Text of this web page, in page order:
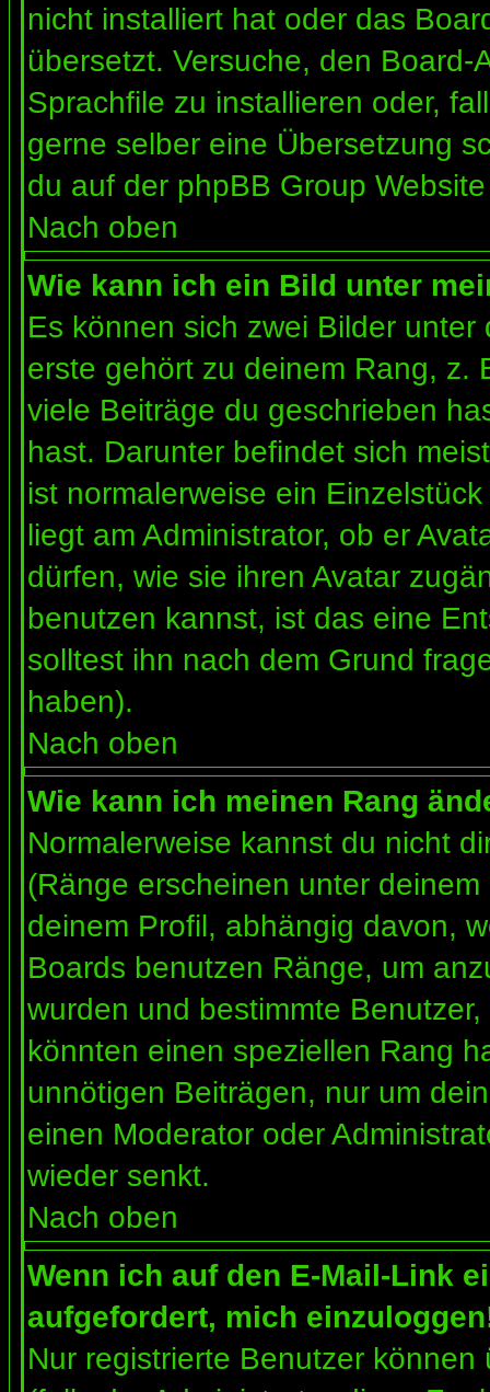
nicht installiert hat oder das
übersetzt. Versuche, den
Sprachfile zu installieren oder,
gerne selber eine Übersetzung
du auf der phpBB Group
Nach oben
Wie kann ich ein Bild unter
Es können sich zwei Bilder
erste gehört zu deinem Rang, z.
viele Beiträge du geschrieben
hast. Darunter befindet sich
ist normalerweise ein
liegt am Administrator, ob er
dürfen, wie sie ihren Avatar
benutzen kannst, ist das eine
solltest ihn nach dem Grund
haben).
Nach oben
Wie kann ich meinen Rang
Normalerweise kannst du nicht
(Ränge erscheinen unter
deinem Profil, abhängig davon,
Boards benutzen Ränge, um
wurden und bestimmte
könnten einen speziellen Rang
unnötigen Beiträgen, nur um
einen Moderator oder
wieder senkt.
Nach oben
Wenn ich auf den E-Mail-Link
aufgefordert, mich
Nur registrierte Benutzer